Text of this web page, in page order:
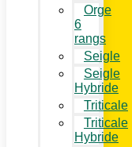
Orge
6
rangs
Seigle
Seigle
Hybride
Triticale
Triticale
Hybride